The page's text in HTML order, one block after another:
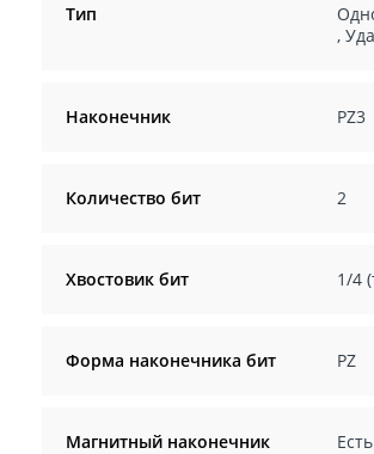
Тип
,
Наконечник PZ3
Количество бит 2
Хвостовик бит 1/4
Форма наконечника бит PZ
Магнитный наконечник Есть